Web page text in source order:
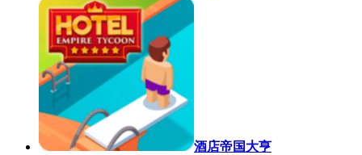
酒店帝国大亨